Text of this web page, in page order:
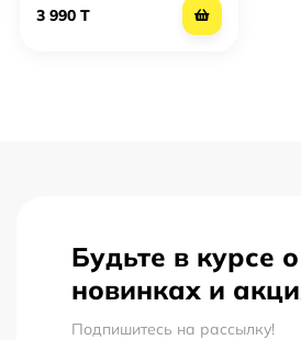
3 990 T
Будьте в курсе о
новинках и
Подпишитесь на рассылкy!